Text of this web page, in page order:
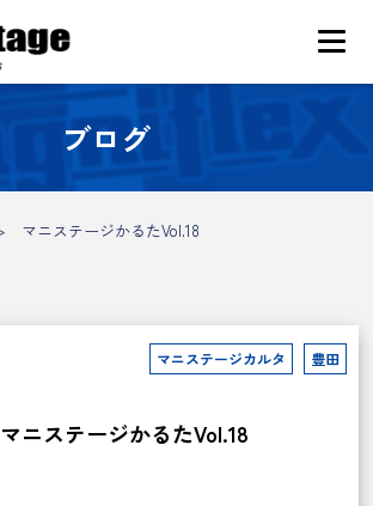
ブログ
マニステージかるたVol.18
マニステージカルタ 豊田
マニステージかるたVol.18